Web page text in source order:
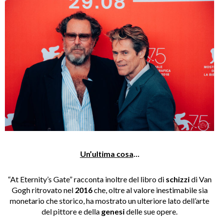
Un’ultima cosa…
“At Eternity’s Gate” racconta inoltre del libro di schizzidi Van
Gogh ritrovato nel 2016che, oltre al valore inestimabile sia
monetario che storico, ha mostrato un ulteriore lato dell’arte
del pittore e della genesidelle sue opere.